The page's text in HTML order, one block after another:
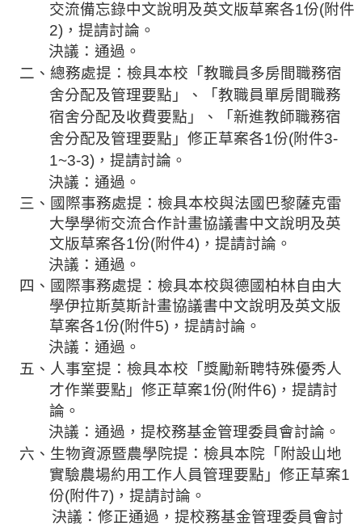
政
議
發
展
員
合
會
交流備忘錄中文說明及英文版草案各1份(附件
2) ，提請討論。
決議：通過。
二、總務處提：檢具本校「教職員多房間職務宿
舍分配及管理要點」、「教職員單房間職務
宿舍分配及收費要點」、「新進教師職務宿
舍分配及管理要點」修正草案各1份(附件3-
1~3-3) ，提請討論。
決議：通過。
三、國際事務處提：檢具本校與法國巴黎薩克雷
大學學術交流合作計畫協議書中文說明及英
文版草案各1份(附件4) ，提請討論。
決議：通過。
四、國際事務處提：檢具本校與德國柏林自由大
學伊拉斯莫斯計畫協議書中文說明及英文版
草案各1份(附件5) ，提請討論。
決議：通過。
五、人事室提：檢具本校「獎勵新聘特殊優秀人
才作業要點」修正草案1份(附件6) ，提請討
論。
決議：通過，提校務基金管理委員會討論。
六、生物資源暨農學院提：檢具本院「附設山地
實驗農場約用工作人員管理要點」修正草案1
份(附件7) ，提請討論。
決議：修正通過，提校務基金管理委員會討